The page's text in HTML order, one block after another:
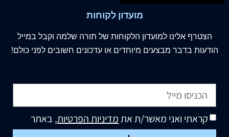
מועדון לקוחות
הצטרף אלינו למועדון הלקוחות של תורה שלמה וקבל במייל
הודעות בדבר מבצעים מיוחדים או עדכונים חשובים לפני כולם!
קראתי ואני מאשר/ת אתמדיניות הפרטיות, באתר